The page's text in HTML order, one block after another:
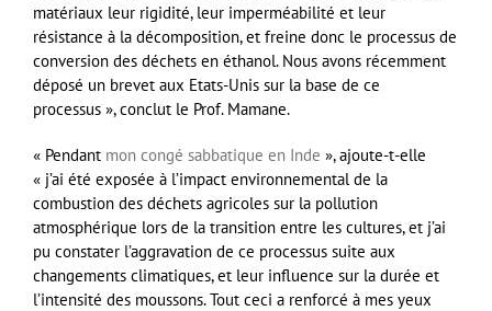
matériaux leur rigidité, leur imperméabilité et leur
résistance à la décomposition, et freine donc le processus de
conversion des déchets en éthanol. Nous avons récemment
déposé un brevet aux Etats-Unis sur la base de ce
processus », conclut le Prof. Mamane.
« Pendant mon congé sabbatique en Inde », ajoute-t-elle
« j’ai été exposée à l’impact environnemental de la
combustion des déchets agricoles sur la pollution
atmosphérique lors de la transition entre les cultures, et j’ai
pu constater l’aggravation de ce processus suite aux
changements climatiques, et leur influence sur la durée et
l’intensité des moussons. Tout ceci a renforcé à mes yeux